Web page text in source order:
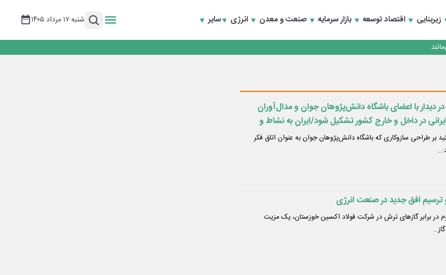
زیربنایی اقتصاد توسعه بازار سرمایه صنعت و معدن انرژی سایر شنبه ۱۷ مرداد ۱۴۰۵
دیدار با اعضای باشگاه دانش‌پژوهان جوان و مدال‌آوران
در داخل و خارج کشور تشکیل شود/ایران به نشاط و
باید در حکمرانی علمی کشور مشارکت داشته باشند / ما
بر طراحی سازوکاری که باشگاه دانش‌پژوهان جوان به عنوان اتاق فکر
ترسیم افق جدید در صنعت انرژی
در برابر گاز‌های ترش در شرکت فولاد اکسین خوزستان، یک مزیت